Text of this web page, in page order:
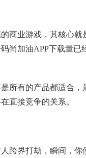
商业游戏，其核心
尚加油APP下载量已
所有的产品都适合
直接竞争的关系。
跨界打劫，瞬间，你